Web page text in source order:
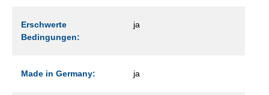
Erschwerte
Bedingungen:
ja
Made in Germany: ja